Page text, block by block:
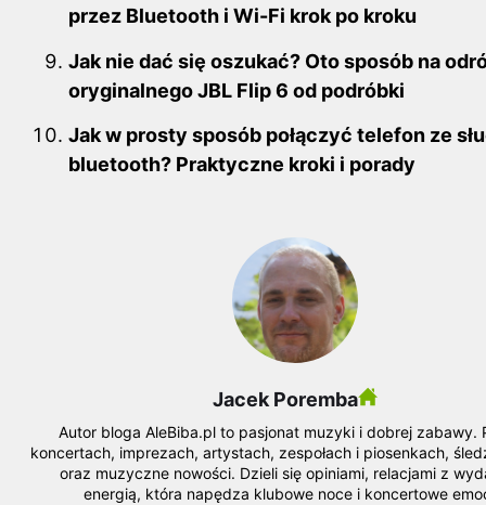
przez Bluetooth i Wi-Fi krok po kroku
Jak nie dać się oszukać? Oto sposób na
oryginalnego JBL Flip 6 od podróbki
Jak w prosty sposób połączyć telefon ze
bluetooth? Praktyczne kroki i porady
Jacek Poremba
Autor bloga AleBiba.pl to pasjonat muzyki i dobrej zabawy.
koncertach, imprezach, artystach, zespołach i piosenkach,
oraz muzyczne nowości. Dzieli się opiniami, relacjami z
energią, która napędza klubowe noce i koncertowe